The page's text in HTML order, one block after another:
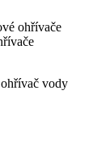
ohřívač vody